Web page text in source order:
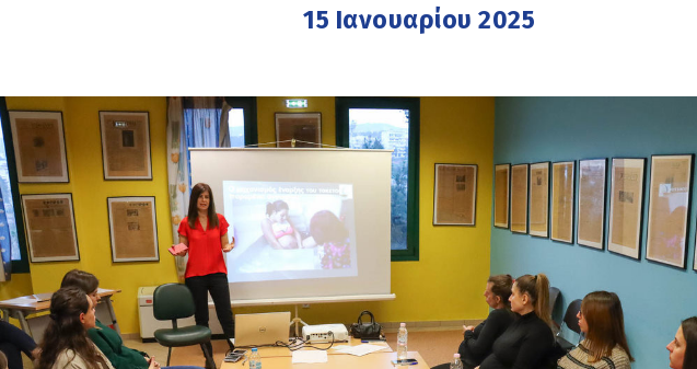
15 Ιανουαρίου 2025